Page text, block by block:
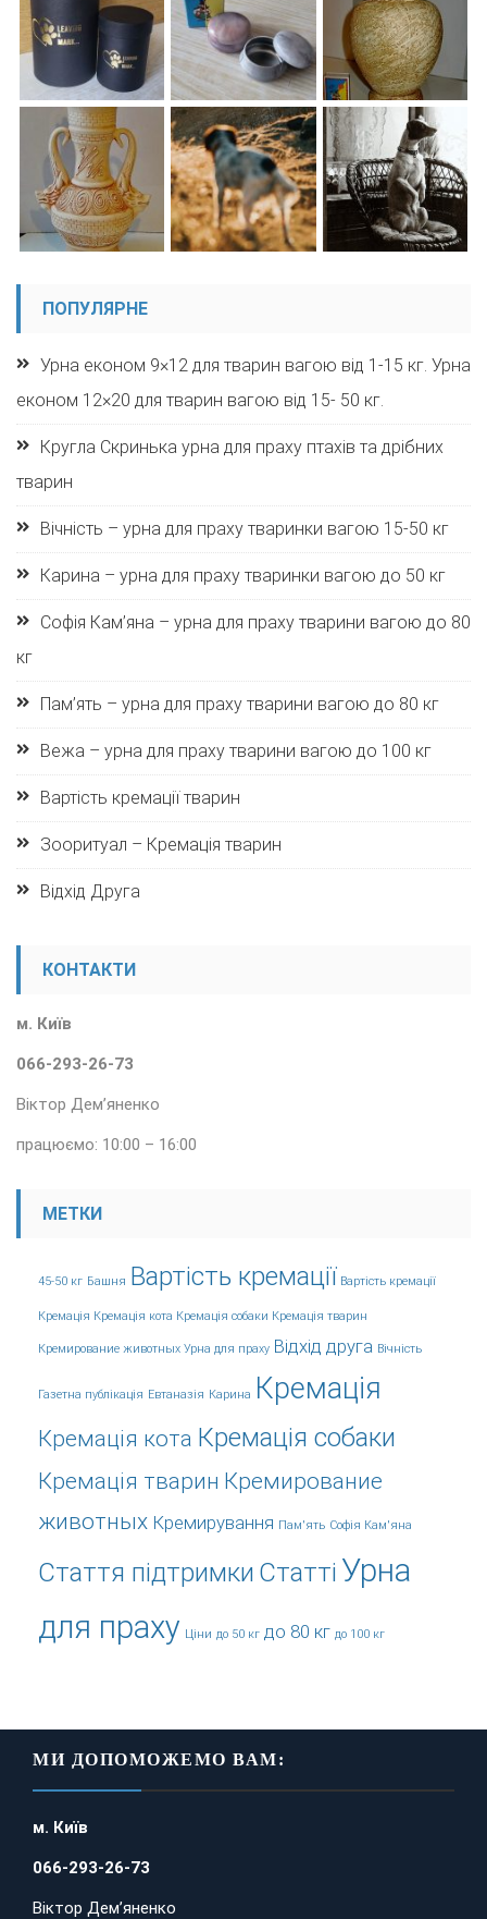
ПОПУЛЯРНЕ
Урна економ 9×12 для тварин вагою від 1-15 кг. Урна
економ 12×20 для тварин вагою від 15- 50 кг.
Кругла Скринька урна для праху птахів та дрібних
тварин
Вічність – урна для праху тваринки вагою 15-50 кг
Карина – урна для праху тваринки вагою до 50 кг
Софія Кам’яна – урна для праху тварини вагою до 80
кг
Пам’ять – урна для праху тварини вагою до 80 кг
Вежа – урна для праху тварини вагою до 100 кг
Вартість кремації тварин
Зооритуал – Кремація тварин
Відхід Друга
КОНТАКТИ
м. Київ
066-293-26-73
Віктор Дем’яненко
працюємо: 10:00 – 16:00
МЕТКИ
45-50 кг Башня Вартість кремації Вартість кремації
Кремація Кремація кота Кремація собаки Кремація тварин
Кремирование животных Урна для праху Відхід друга Вічність
Газетна публікація Евтаназія Карина Кремація
Кремація кота Кремація собаки
Кремація тварин Кремирование
животных Кремирування Пам'ять Софія Кам'яна
Стаття підтримки Статті Урна
для праху Ціни до 50 кг до 80 кг до 100 кг
МИ ДОПОМОЖЕМО ВАМ:
м. Київ
066-293-26-73
Віктор Дем’яненко